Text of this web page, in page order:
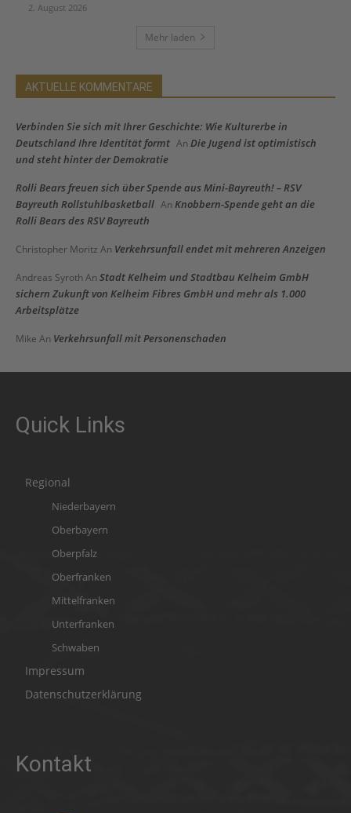
2. August 2026
Mehr laden
AKTUELLE KOMMENTARE
Verbinden Sie sich mit Ihrer Geschichte: Wie Kulturerbe in
Deutschland Ihre Identität formt An Die Jugend ist optimistisch
und steht hinter der Demokratie
Rolli Bears freuen sich über Spende aus Mini-Bayreuth! – RSV
Bayreuth Rollstuhlbasketball An Knobbern-Spende geht an die
Rolli Bears des RSV Bayreuth
Christopher Moritz An Verkehrsunfall endet mit mehreren Anzeigen
Andreas Syroth An Stadt Kelheim und Stadtbau Kelheim GmbH
sichern Zukunft von Kelheim Fibres GmbH und mehr als 1.000
Arbeitsplätze
Mike An Verkehrsunfall mit Personenschaden
Quick Links
Regional
Niederbayern
Oberbayern
Oberpfalz
Oberfranken
Mittelfranken
Unterfranken
Schwaben
Impressum
Datenschutzerklärung
Kontakt